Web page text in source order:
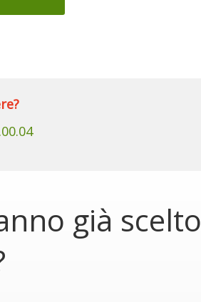
già scelto